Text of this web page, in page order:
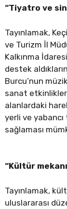
“Tiyatro ve
Tayınlamak,
ve Turizm İl
Kalkınma
destek
Burcu’nun
sanat
alanlardaki
yerli ve
sağlaması
“Kültür
Tayınlamak,
uluslararası